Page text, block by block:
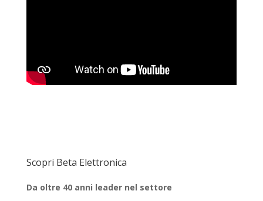
Scopri Beta Elettronica
Da oltre 40 anni leader nel settore